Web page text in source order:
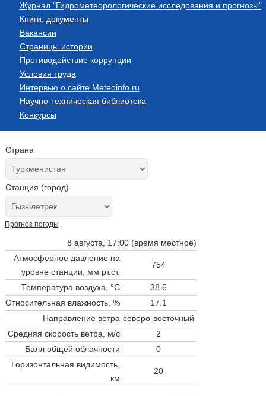
Журнал "Гидрометеорологические исследования и прогнозы"
Книги, документы
Вакансии
Страницы истории
Противодействие коррупции
Условия труда
Интервью о сайте Meteoinfo.ru
Научно-техническая библиотека
Конкурсы
Страна
Станция (город)
Прогноз погоды
8 августа, 17:00 (время местное)
Атмосферное давление на
уровне станции, мм рт.ст.
754
Температура воздуха, °C
38.6
Относительная влажность, %
17.1
Направление ветра северо-восточный
Средняя скорость ветра, м/с
2
Балл общей облачности
0
Горизонтальная видимость,
км
20